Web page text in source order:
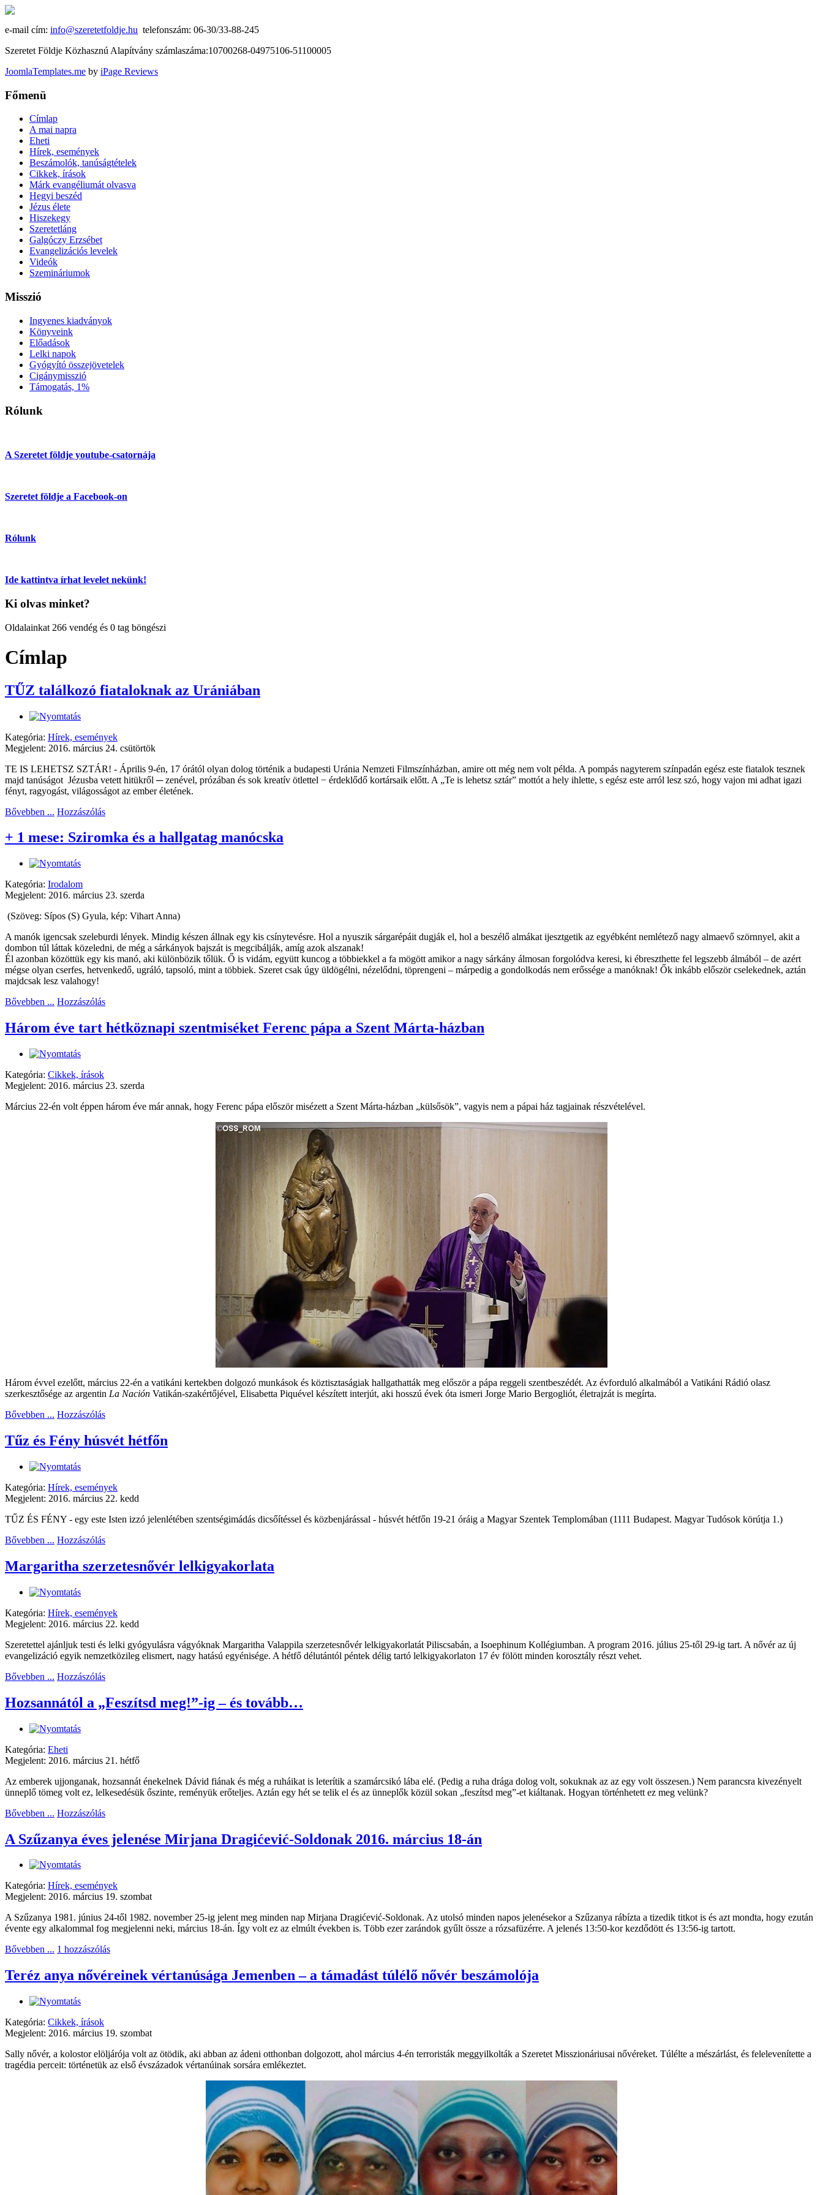
e-mail cím: info@szeretetfoldje.hu telefonszám: 06-30/33-88-245
Szeretet Földje Közhasznú Alapítvány számlaszáma:10700268-04975106-51100005
JoomlaTemplates.me by iPage Reviews
Főmenü
Címlap
A mai napra
Eheti
Hírek, események
Beszámolók, tanúságtételek
Cikkek, írások
Márk evangéliumát olvasva
Hegyi beszéd
Jézus élete
Hiszekegy
Szeretetláng
Galgóczy Erzsébet
Evangelizációs levelek
Videók
Szemináriumok
Misszió
Ingyenes kiadványok
Könyveink
Előadások
Lelki napok
Gyógyító összejövetelek
Cigánymisszió
Támogatás, 1%
Rólunk
A Szeretet földje youtube-csatornája
Szeretet földje a Facebook-on
Rólunk
Ide kattintva írhat levelet nekünk!
Ki olvas minket?
Oldalainkat 266 vendég és 0 tag böngészi
Címlap
TŰZ találkozó fiataloknak az Urániában
Kategória: Hírek, események
Megjelent: 2016. március 24. csütörtök
TE IS LEHETSZ SZTÁR! - Április 9-én, 17 órától olyan dolog történik a budapesti Uránia Nemzeti Filmszínházban, amire ott még nem volt példa. A pompás nagyterem színpadán egész este fiatalok tesznek
majd tanúságot Jézusba vetett hitükről ─ zenével, prózában és sok kreatív ötlettel − érdeklődő kortársaik előtt. A „Te is lehetsz sztár” mottót a hely ihlette, s egész este arról lesz szó, hogy vajon mi adhat igazi
fényt, ragyogást, világosságot az ember életének.
Bővebben ... Hozzászólás
+ 1 mese: Sziromka és a hallgatag manócska
Kategória: Irodalom
Megjelent: 2016. március 23. szerda
(Szöveg: Sípos (S) Gyula, kép: Vihart Anna)
A manók igencsak szeleburdi lények. Mindig készen állnak egy kis csínytevésre. Hol a nyuszik sárgarépáit dugják el, hol a beszélő almákat ijesztgetik az egyébként nemlétező nagy almaevő szörnnyel, akit a
dombon túl láttak közeledni, de még a sárkányok bajszát is megcibálják, amíg azok alszanak!
Él azonban közöttük egy kis manó, aki különbözik tőlük. Ő is vidám, együtt kuncog a többiekkel a fa mögött amikor a nagy sárkány álmosan forgolódva keresi, ki ébreszthette fel legszebb álmából – de azért
mégse olyan cserfes, hetvenkedő, ugráló, tapsoló, mint a többiek. Szeret csak úgy üldögélni, nézelődni, töprengeni – márpedig a gondolkodás nem erőssége a manóknak! Ők inkább először cselekednek, aztán
majdcsak lesz valahogy!
Bővebben ... Hozzászólás
Három éve tart hétköznapi szentmiséket Ferenc pápa a Szent Márta-házban
Kategória: Cikkek, írások
Megjelent: 2016. március 23. szerda
Március 22-én volt éppen három éve már annak, hogy Ferenc pápa először misézett a Szent Márta-házban „külsősök”, vagyis nem a pápai ház tagjainak részvételével.
Három évvel ezelőtt, március 22-én a vatikáni kertekben dolgozó munkások és köztisztaságiak hallgathatták meg először a pápa reggeli szentbeszédét. Az évforduló alkalmából a Vatikáni Rádió olasz
szerkesztősége az argentin La Nación Vatikán-szakértőjével, Elisabetta Piquével készített interjút, aki hosszú évek óta ismeri Jorge Mario Bergogliót, életrajzát is megírta.
Bővebben ... Hozzászólás
Tűz és Fény húsvét hétfőn
Kategória: Hírek, események
Megjelent: 2016. március 22. kedd
TŰZ ÉS FÉNY - egy este Isten izzó jelenlétében szentségimádás dicsőítéssel és közbenjárással - húsvét hétfőn 19-21 óráig a Magyar Szentek Templomában (1111 Budapest. Magyar Tudósok körútja 1.)
Bővebben ... Hozzászólás
Margaritha szerzetesnővér lelkigyakorlata
Kategória: Hírek, események
Megjelent: 2016. március 22. kedd
Szeretettel ajánljuk testi és lelki gyógyulásra vágyóknak Margaritha Valappila szerzetesnővér lelkigyakorlatát Piliscsabán, a Isoephinum Kollégiumban. A program 2016. július 25-től 29-ig tart. A nővér az új
evangelizáció egyik nemzetközileg elismert, nagy hatású egyénisége. A hétfő délutántól péntek délig tartó lelkigyakorlaton 17 év fölött minden korosztály részt vehet.
Bővebben ... Hozzászólás
Hozsannától a „Feszítsd meg!”-ig – és tovább…
Kategória: Eheti
Megjelent: 2016. március 21. hétfő
Az emberek ujjonganak, hozsannát énekelnek Dávid fiának és még a ruháikat is leterítik a szamárcsikó lába elé. (Pedig a ruha drága dolog volt, sokuknak az az egy volt összesen.) Nem parancsra kivezényelt
ünneplő tömeg volt ez, lelkesedésük őszinte, reményük erőteljes. Aztán egy hét se telik el és az ünneplők közül sokan „feszítsd meg”-et kiáltanak. Hogyan történhetett ez meg velünk?
Bővebben ... Hozzászólás
A Szűzanya éves jelenése Mirjana Dragićević-Soldonak 2016. március 18-án
Kategória: Hírek, események
Megjelent: 2016. március 19. szombat
A Szűzanya 1981. június 24-től 1982. november 25-ig jelent meg minden nap Mirjana Dragićević-Soldonak. Az utolsó minden napos jelenésekor a Szűzanya rábízta a tizedik titkot is és azt mondta, hogy ezután
évente egy alkalommal fog megjelenni neki, március 18-án. Így volt ez az elmúlt években is. Több ezer zarándok gyűlt össze a rózsafüzérre. A jelenés 13:50-kor kezdődött és 13:56-ig tartott.
Bővebben ... 1 hozzászólás
Teréz anya nővéreinek vértanúsága Jemenben – a támadást túlélő nővér beszámolója
Kategória: Cikkek, írások
Megjelent: 2016. március 19. szombat
Sally nővér, a kolostor elöljárója volt az ötödik, aki abban az ádeni otthonban dolgozott, ahol március 4-én terroristák meggyilkolták a Szeretet Misszionáriusai nővéreket. Túlélte a mészárlást, és felelevenítette a
tragédia perceit: történetük az első évszázadok vértanúinak sorsára emlékeztet.